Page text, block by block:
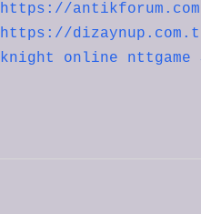
https://
https://
knight online
nttgame